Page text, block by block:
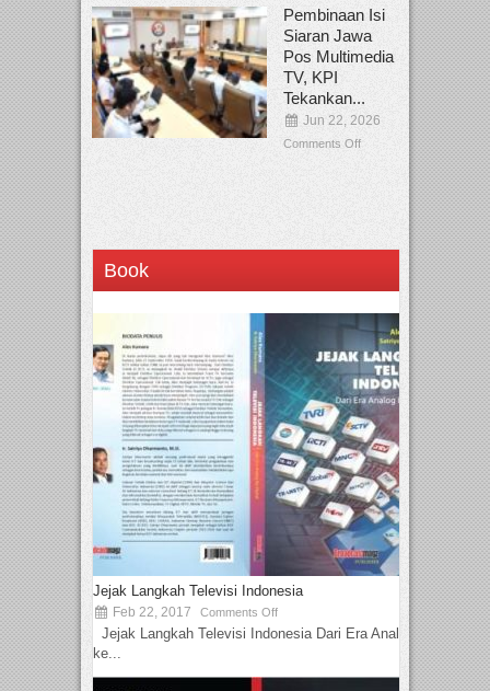
Pembinaan Isi
Siaran Jawa
Pos Multimedia
TV, KPI
Tekankan...
Jun 22, 2026
Comments Off
Book
Jejak Langkah Televisi Indonesia
Feb 22, 2017 Comments Off
Jejak Langkah Televisi Indonesia Dari Era Analog
ke...